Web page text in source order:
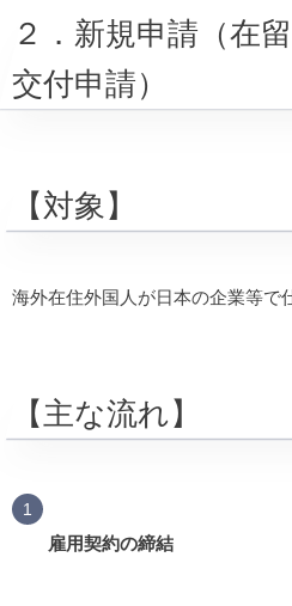
２．新規申請（在
交付申請）
【対象】
海外在住外国人が日本の企業等で
【主な流れ】
雇用契約の締結